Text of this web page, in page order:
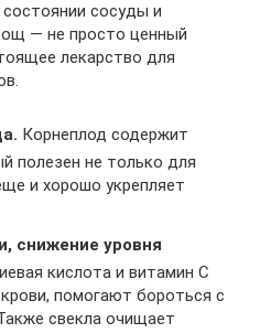
сосуды и
— не просто ценный
лекарство для
Корнеплод содержит
полезен не только для
и хорошо укрепляет
снижение уровня
кислота и витамин С
помогают бороться с
свекла очищает